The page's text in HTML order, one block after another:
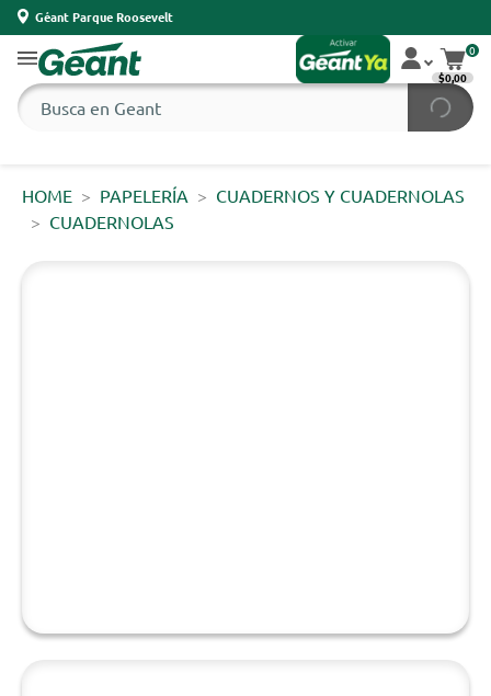
Géant Parque Roosevelt
0
$0,00
HOME PAPELERÍA
CUADERNOS Y CUADERNOLAS
CUADERNOLAS